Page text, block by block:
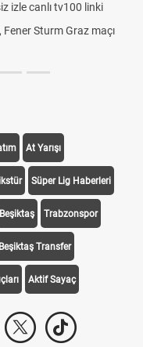
izle canlı tv100 linki
Sturm Graz maçı
At Yarışı
Süper Lig Haberleri
Beşiktaş Trabzonspor
Beşiktaş Transfer
Aktif Sayaç